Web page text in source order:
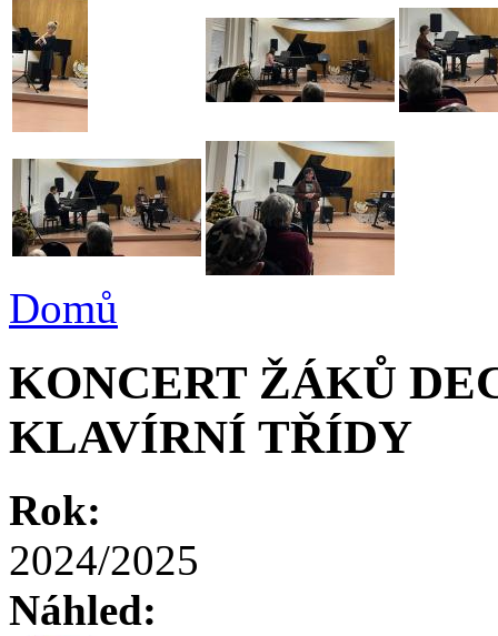
Domů
KONCERT ŽÁKŮ
KLAVÍRNÍ TŘÍDY
Rok:
2024/2025
Náhled: